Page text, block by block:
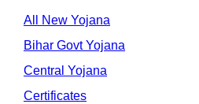
All New Yojana
Bihar Govt Yojana
Central Yojana
Certificates